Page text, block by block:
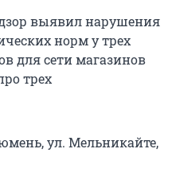
выявил нарушения
норм у трех
для сети магазинов
трех
ул. Мельникайте,